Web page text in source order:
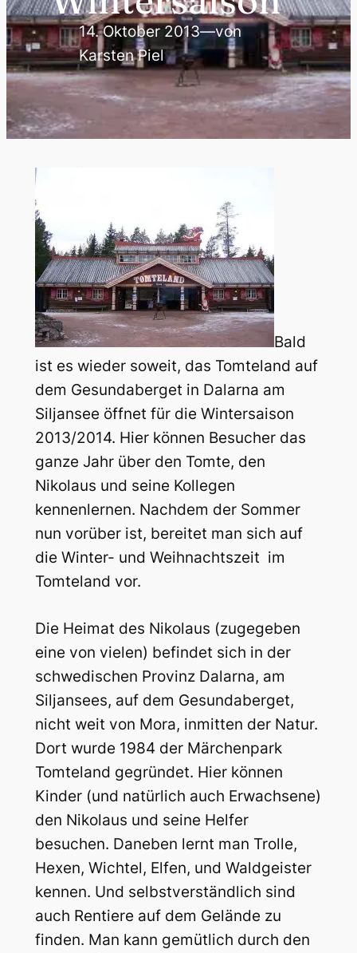
14. Oktober 2013—von
Karsten Piel
Bald
ist es wieder soweit, das Tomteland auf
dem Gesundaberget in Dalarna am
Siljansee öffnet für die Wintersaison
2013/2014. Hier können Besucher das
ganze Jahr über den Tomte, den
Nikolaus und seine Kollegen
kennenlernen. Nachdem der Sommer
nun vorüber ist, bereitet man sich auf
die Winter- und Weihnachtszeit im
Tomteland vor.
Die Heimat des Nikolaus (zugegeben
eine von vielen) befindet sich in der
schwedischen Provinz Dalarna, am
Siljansees, auf dem Gesundaberget,
nicht weit von Mora, inmitten der Natur.
Dort wurde 1984 der Märchenpark
Tomteland gegründet. Hier können
Kinder (und natürlich auch Erwachsene)
den Nikolaus und seine Helfer
besuchen. Daneben lernt man Trolle,
Hexen, Wichtel, Elfen, und Waldgeister
kennen. Und selbstverständlich sind
auch Rentiere auf dem Gelände zu
finden. Man kann gemütlich durch den